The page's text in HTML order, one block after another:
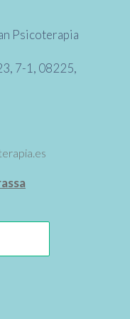
Psicoterapia
7-1, 08225,